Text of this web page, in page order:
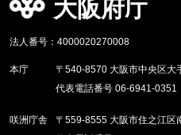
大阪府庁
法人番号：4000020270008
本庁
〒540-8570 大阪市中央区大
代表電話番号 06-6941-0351
咲洲庁舎
〒559-8555 大阪市住之江区